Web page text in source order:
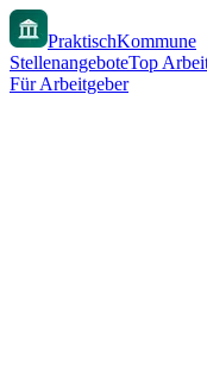
PraktischKommune
StellenangeboteTop
Für Arbeitgeber